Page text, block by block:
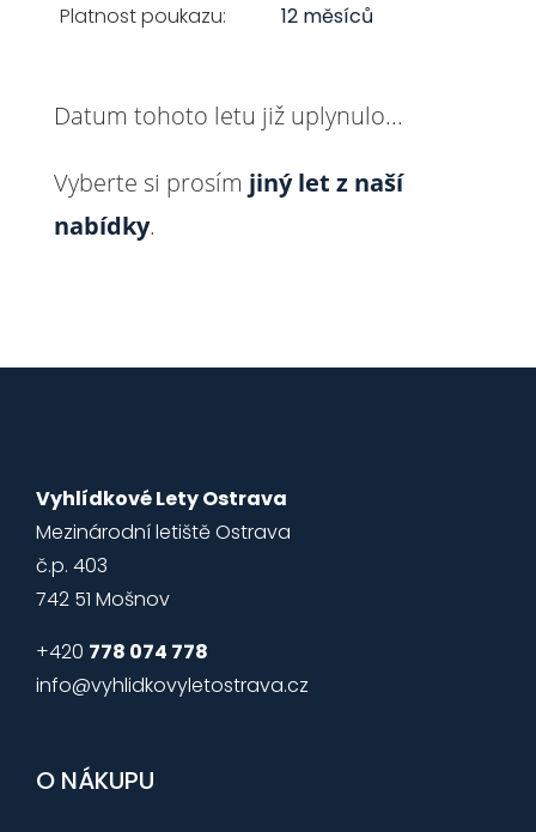
Platnost poukazu:
12 měsíců
Datum tohoto letu již uplynulo...
Vyberte si prosím jiný let z naší
nabídky.
Vyhlídkové Lety Ostrava
Mezinárodní letiště Ostrava
č.p. 403
742 51 Mošnov
+420 778 074 778
info@vyhlidkovyletostrava.cz
O NÁKUPU